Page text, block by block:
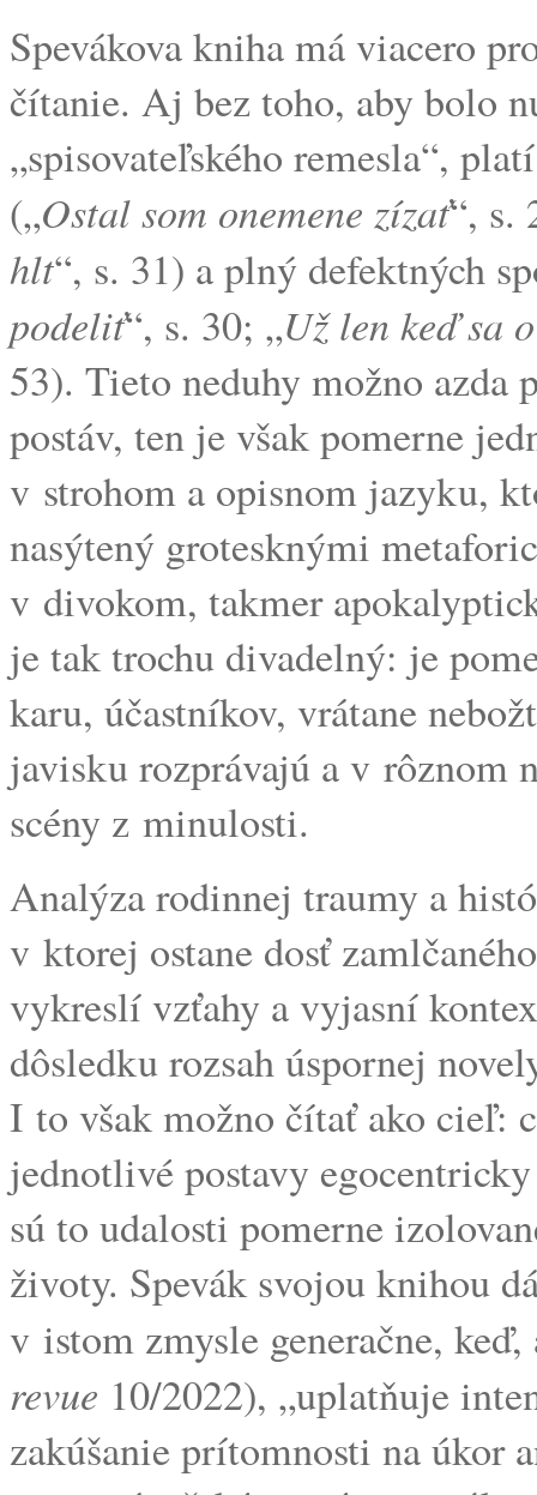
Spevákova kniha má viacero
čítanie. Aj bez toho, aby bolo
„spisovateľského remesla“,
(„Ostal som onemene zízať“, s.
hlt“, s. 31) a plný defektných
podeliť“, s. 30; „Už len keď sa
53). Tieto neduhy možno azda
postáv, ten je však pomerne
v strohom a opisnom jazyku,
nasýtený grotesknými
v divokom, takmer
je tak trochu divadelný: je
karu, účastníkov, vrátane
javisku rozprávajú a v rôznom
scény z minulosti.
Analýza rodinnej traumy a
v ktorej ostane dosť
vykreslí vzťahy a vyjasní
dôsledku rozsah úspornej
I to však možno čítať ako cieľ:
jednotlivé postavy
sú to udalosti pomerne
životy. Spevák svojou knihou
v istom zmysle generačne,
revue 10/2022), „uplatňuje
zakúšanie prítomnosti na úkor